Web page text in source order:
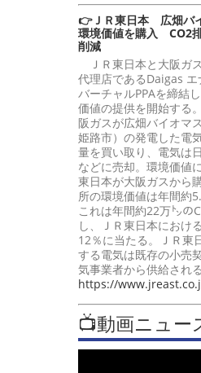
👉ＪＲ東日本 広畑バ
環境価値を購入 CO2
削減
ＪＲ東日本と大阪ガ
代理店であるDaigas エ
バーチャルPPAを締結
価値の提供を開始する
阪ガスが広畑バイオマ
姫路市）の発電した電
量を買い取り、電気は
などに売却。環境価値
東日本が大阪ガスから
所の環境価値は年間約
これは年間約22万㌧の
し、ＪＲ東日本におけ
12％に当たる。ＪＲ東
する電気は既存の小売
気事業者から供給される
https://
📺動画ニュー